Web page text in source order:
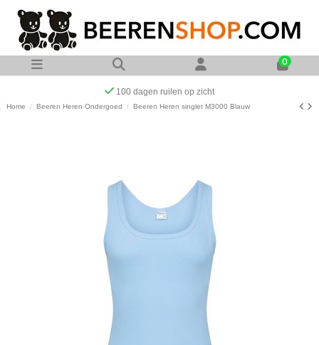
0
Op werkdagen voor 23:00 uur besteld zelfde dag
Home Beeren Heren Ondergoed Beeren Heren singlet M3000 Blauw